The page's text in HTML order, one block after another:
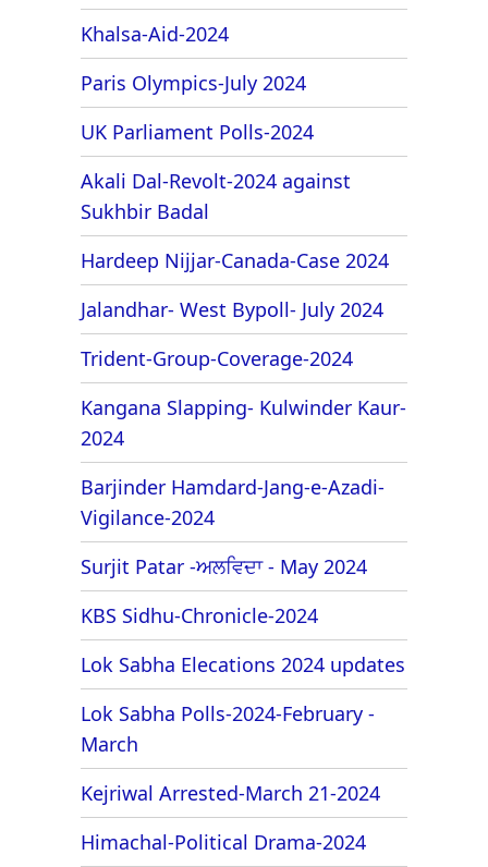
Khalsa-Aid-2024
Paris Olympics-July 2024
UK Parliament Polls-2024
Akali Dal-Revolt-2024 against
Sukhbir Badal
Hardeep Nijjar-Canada-Case 2024
Jalandhar- West Bypoll- July 2024
Trident-Group-Coverage-2024
Kangana Slapping- Kulwinder Kaur-
2024
Barjinder Hamdard-Jang-e-Azadi-
Vigilance-2024
Surjit Patar -ਅਲਵਿਦਾ - May 2024
KBS Sidhu-Chronicle-2024
Lok Sabha Elecations 2024 updates
Lok Sabha Polls-2024-February -
March
Kejriwal Arrested-March 21-2024
Himachal-Political Drama-2024